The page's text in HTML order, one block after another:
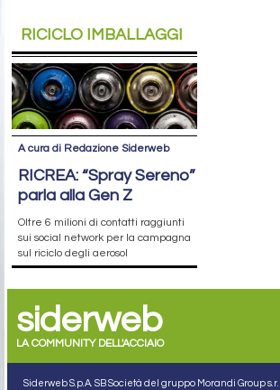
RICICLO IMBALLAGGI
A cura di Redazione Siderweb
RICREA: “Spray Sereno”
parla alla Gen Z
Oltre 6 milioni di contatti raggiunti
sui social network per la campagna
sul riciclo degli aerosol
siderweb
LA COMMUNITY DELL'ACCIAIO
Siderweb S.p.A. SB Società del gruppo Morandi Group s.r.l.